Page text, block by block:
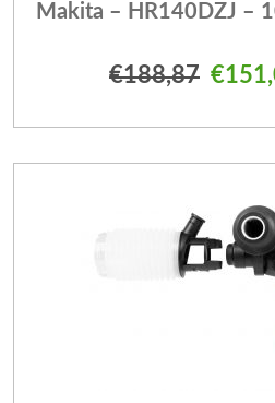
Makita – HR140DZJ –
€188,87 €